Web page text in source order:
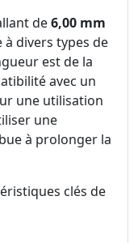
de6,00 mm
à divers types de
est de la
avec un
une utilisation
une
à prolonger la
clés de